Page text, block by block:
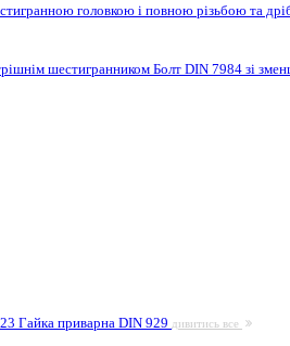
головкою і повною різьбою та
шестигранником Болт DIN 7984 зі
Гайка приварна DIN 929 дивитись все